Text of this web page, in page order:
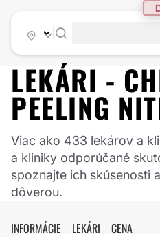
LEKÁRI -
PEELING
Viac ako 433 lekárov a
a kliniky odporúčané
spoznajte ich skúsenosti
dôverou.
INFORMÁCIE LEKÁRI CENA